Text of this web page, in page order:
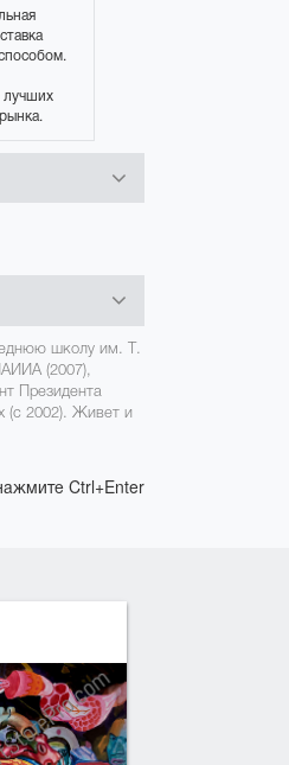
лучших
школу им. Т.
(2007),
Президента
(с 2002). Живет и
Ctrl+Enter